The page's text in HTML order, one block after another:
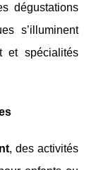
dégustations
s’illuminent
et spécialités
, des activités